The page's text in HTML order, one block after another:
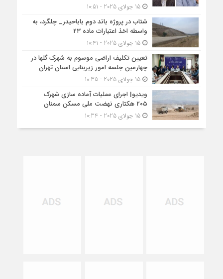
15 جولای 2025 - 10:51
شتاب در پروژه باند دوم باباحیدر_ چلگرد، به
واسطه اخذ اعتبارات ماده ۲۳
15 جولای 2025 - 10:41
تعیین تکلیف اراضی موسوم به شهرک گلها در
چهارمین جلسه امور زیربنایی استان تهران
15 جولای 2025 - 10:35
ویدیو| اجرای عملیات آماده سازی شهرک
۲۰۵ هکتاری نهضت ملی مسکن سمنان
15 جولای 2025 - 10:34